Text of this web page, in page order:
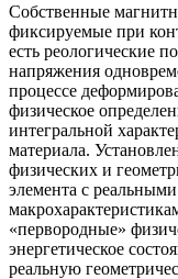
Собственные
фиксируемые при
есть реологические
напряжения
процессе
физическое
интегральной
материала.
физических и
элемента с
«первородные»
энергетическое
реальную